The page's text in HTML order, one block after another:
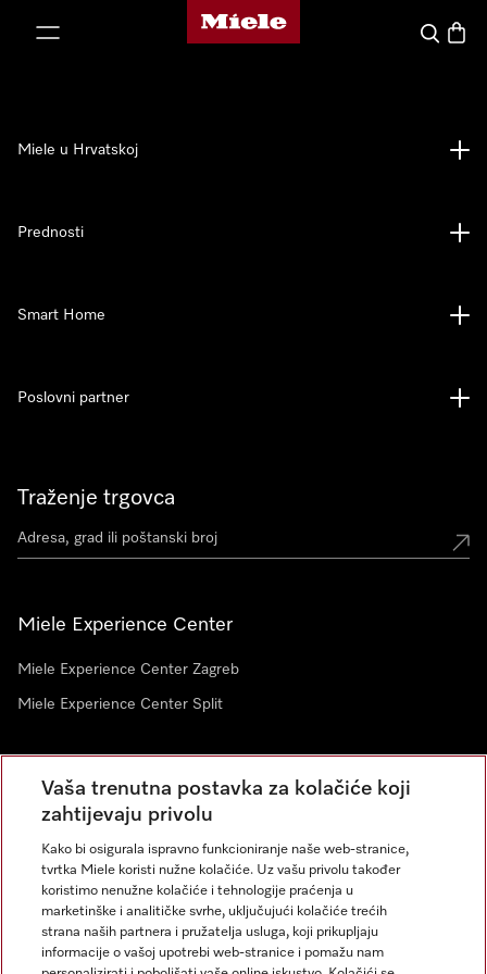
Miele početna stranica
Pretraga
Traženje trgovca
Miele Experience Center
Miele Experience Center Zagreb
Miele Experience Center Split
Newsletter
Miele u Hrvatskoj
Prednosti
Smart Home
Poslovni partner
Vaša trenutna postavka za kolačiće koji
zahtijevaju privolu
Kako bi osigurala ispravno funkcioniranje naše web-stranice,
tvrtka Miele koristi nužne kolačiće. Uz vašu privolu također
koristimo nenužne kolačiće i tehnologije praćenja u
marketinške i analitičke svrhe, uključujući kolačiće trećih
strana naših partnera i pružatelja usluga, koji prikupljaju
informacije o vašoj upotrebi web-stranice i pomažu nam